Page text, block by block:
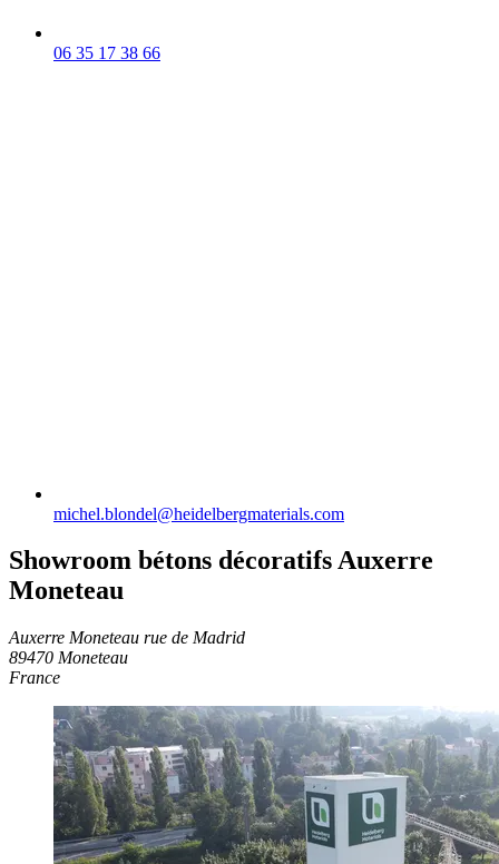
06 35 17 38 66
michel.blondel​@heidelbergmaterials.com
Showroom bétons décoratifs Auxerre
Moneteau
Auxerre Moneteau rue de Madrid
89470 Moneteau
France